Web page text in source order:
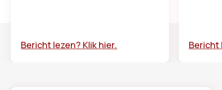
Bericht lezen? Klik hier. Bericht